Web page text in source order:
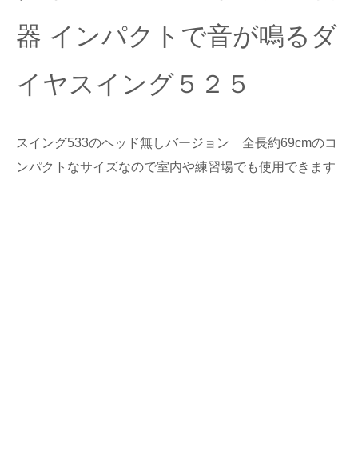
器 インパクトで音が鳴るダ
イヤスイング５２５
スイング533のヘッド無しバージョン 全長約69cmのコ
ンパクトなサイズなので室内や練習場でも使用できます